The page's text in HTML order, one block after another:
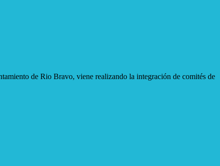
de Rio Bravo, viene realizando la integración de comités de